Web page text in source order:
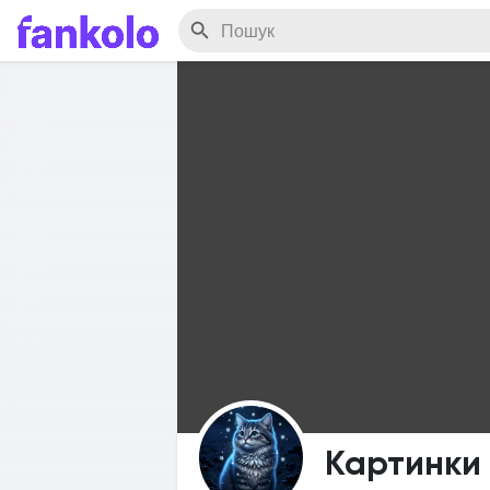
Картинки